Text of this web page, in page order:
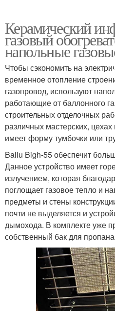
Керамический
газовый
напольные
Чтобы сэкономить на
временное отопление
газопровод, используют
работающие от баллонного
строительных отделочных
различных мастерских,
имеет форму тумбочки или
Ballu Bigh-55 обеспечит
Данное устройство имеет
излучением, которая
поглощает газовое тепло и
предметы и стены
почти не выделяется и
дымохода. В комплекте уже
собственный бак для